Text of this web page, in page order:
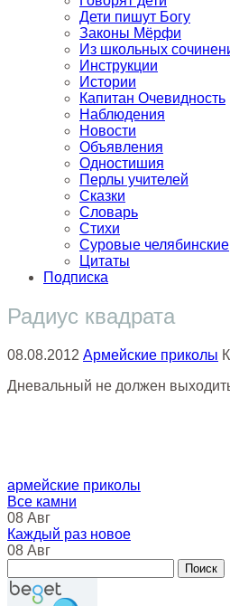
Дети пишут Богу
Законы Мёрфи
Из школьных
Инструкции
Истории
Капитан Очевидность
Наблюдения
Новости
Объявления
Одностишия
Перлы учителей
Сказки
Словарь
Стихи
Суровые челябинские
Цитаты
Подписка
Радиус квадрата
08.08.2012 Армейские приколы
Дневальный не должен
армейские приколы
Все камни
08 Авг
Каждый раз новое
08 Авг